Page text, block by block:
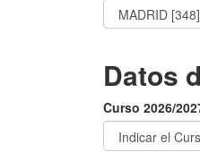
Datos
Curso 2026/